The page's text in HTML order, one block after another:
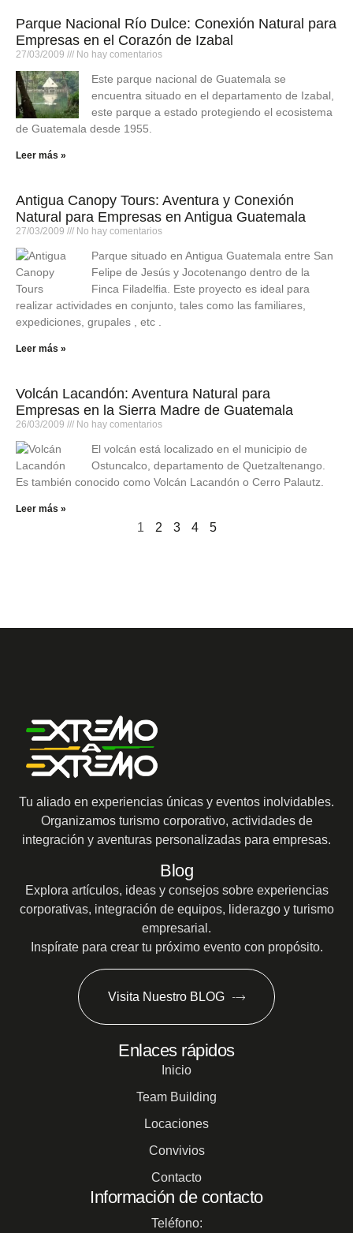
Parque Nacional Río Dulce: Conexión Natural para
Empresas en el Corazón de Izabal
27/03/2009 No hay comentarios
Este parque nacional de Guatemala se
encuentra situado en el departamento de Izabal,
este parque a estado protegiendo el ecosistema
de Guatemala desde 1955.
Leer más »
Antigua Canopy Tours: Aventura y Conexión
Natural para Empresas en Antigua Guatemala
27/03/2009 No hay comentarios
Parque situado en Antigua Guatemala entre San
Felipe de Jesús y Jocotenango dentro de la
Finca Filadelfia. Este proyecto es ideal para
realizar actividades en conjunto, tales como las familiares,
expediciones, grupales , etc .
Leer más »
Volcán Lacandón: Aventura Natural para
Empresas en la Sierra Madre de Guatemala
26/03/2009 No hay comentarios
El volcán está localizado en el municipio de
Ostuncalco, departamento de Quetzaltenango.
Es también conocido como Volcán Lacandón o Cerro Palautz.
Leer más »
1 2 3 4 5
Tu aliado en experiencias únicas y eventos inolvidables.
Organizamos turismo corporativo, actividades de
integración y aventuras personalizadas para empresas.
Blog
Explora artículos, ideas y consejos sobre experiencias
corporativas, integración de equipos, liderazgo y turismo
empresarial.
Inspírate para crear tu próximo evento con propósito.
Visita Nuestro BLOG
Enlaces rápidos
Inicio
Team Building
Locaciones
Convivios
Contacto
Información de contacto
Teléfono: